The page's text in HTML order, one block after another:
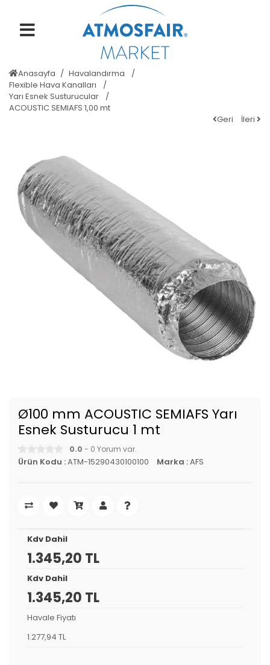
Anasayfa
Havalandırma
Flexible Hava Kanalları
Yarı Esnek Susturucular
ACOUSTIC SEMIAFS 1,00 mt
Geri
İleri
Ø100 mm ACOUSTIC SEMIAFS Yarı
Esnek Susturucu 1 mt
0.0 - 0 Yorum var.
Ürün Kodu :ATM-15290430100100 Marka :AFS
Kdv Dahil
1.345,20 TL
Kdv Dahil
1.345,20 TL
Havale Fiyatı
1.277,94 TL